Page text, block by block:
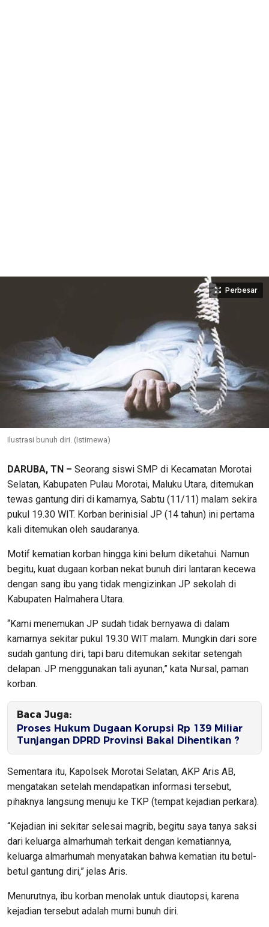
Perbesar
Ilustrasi bunuh diri. (Istimewa)
DARUBA, TN – Seorang siswi SMP di Kecamatan Morotai
Selatan, Kabupaten Pulau Morotai, Maluku Utara, ditemukan
tewas gantung diri di kamarnya, Sabtu (11/11) malam sekira
pukul 19.30 WIT. Korban berinisial JP (14 tahun) ini pertama
kali ditemukan oleh saudaranya.
Motif kematian korban hingga kini belum diketahui. Namun
begitu, kuat dugaan korban nekat bunuh diri lantaran kecewa
dengan sang ibu yang tidak mengizinkan JP sekolah di
Kabupaten Halmahera Utara.
“Kami menemukan JP sudah tidak bernyawa di dalam
kamarnya sekitar pukul 19.30 WIT malam. Mungkin dari sore
sudah gantung diri, tapi baru ditemukan sekitar setengah
delapan. JP menggunakan tali ayunan,” kata Nursal, paman
korban.
Baca Juga:
Proses Hukum Dugaan Korupsi Rp 139 Miliar
Tunjangan DPRD Provinsi Bakal Dihentikan ?
Sementara itu, Kapolsek Morotai Selatan, AKP Aris AB,
mengatakan setelah mendapatkan informasi tersebut,
pihaknya langsung menuju ke TKP (tempat kejadian perkara).
“Kejadian ini sekitar selesai magrib, begitu saya tanya saksi
dari keluarga almarhumah terkait dengan kematiannya,
keluarga almarhumah menyatakan bahwa kematian itu betul-
betul gantung diri,” jelas Aris.
Menurutnya, ibu korban menolak untuk diautopsi, karena
kejadian tersebut adalah murni bunuh diri.